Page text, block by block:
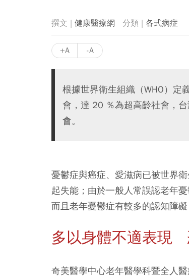
健康醫療網 各式病症
+A -A
根據世界衛生組織（WHO）
會，達 20 ％為超高齡社會，
會。
憂鬱症與癌症、愛滋病已被世界
起失能；由於一般人常誤認老年
而且老年憂鬱症有較多的認知障
多以身體不適表現
奇美醫學中心老年醫學科暨全人